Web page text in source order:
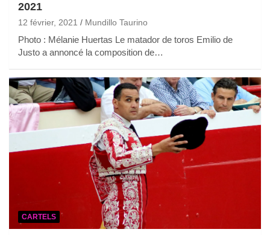
2021
12 février, 2021 Mundillo Taurino
Photo : Mélanie Huertas Le matador de toros Emilio de
Justo a annoncé la composition de…
CARTELS